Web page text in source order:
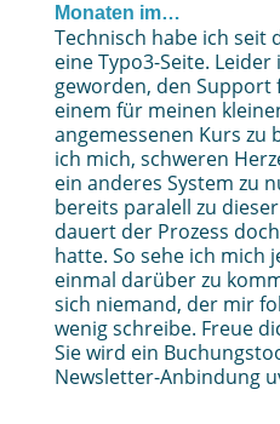
Monaten im…
Technisch habe ich seit
eine Typo3-Seite.
geworden, den Support
einem für meinen
angemessenen Kurs zu
ich mich, schweren
ein anderes System zu
bereits paralell zu
dauert der Prozess
hatte. So sehe ich mich
einmal darüber zu
sich niemand, der mir
wenig schreibe. Freue
Sie wird ein
Newsletter-Anbindung